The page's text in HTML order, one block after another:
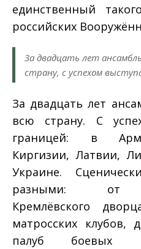
единственный
российских
За двадцать лет
страну, с успехом
За двадцать лет
всю страну. С
границей: в
Киргизии, Латвии,
Украине.
разными: от
Кремлёвского
матросских клубов,
палуб боевых